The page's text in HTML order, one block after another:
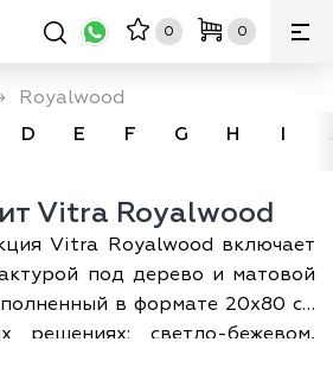
0 0
Royalwood
D E F G H I
Vitra Royalwood
Vitra Royalwood включает
под дерево и матовой
в формате 20х80 см
решениях: светло-бежевом,